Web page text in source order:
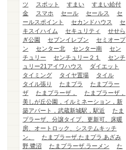
ツ
スポット すまい
すまい給付
金
スマホ セール セールス
セ
ールスポイント
セカンドハウス
セ
キスイハイム
セキュリティ
せせら
ぎ公園
セブンイレブン
セミオープ
ン
センター北 センター南
セン
チュリー
センチュリー２１
センチ
ュリー21アイワハウス
ダイエット
タイミング
タイヤ置場
タイル
タイル張り
たまプラ
たまプラー
ザ
たまプラーザ，
たまプラーザ，
美しが丘公園，イルミネーション，新
築アパート，武蔵新城駅，駅近
たま
プラーザ、分譲タイプ、更新可、床暖
房、オートロック、システムキッチ
ン、
たまプラーザ.たまプラ.あざみ
野.鷺沼
たまプラーザ.ラーメン
た